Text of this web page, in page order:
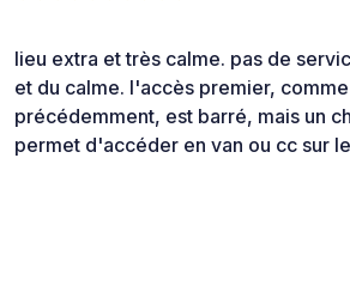
lieu extra et très calme. pas de
et du calme. l'accès premier,
précédemment, est barré, mais un
permet d'accéder en van ou cc sur